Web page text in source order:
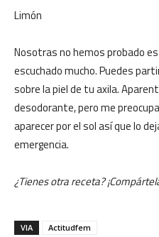
Limón
Nosotras no hemos probado
escuchado mucho. Puedes
sobre la piel de tu axila.
desodorante, pero me
aparecer por el sol así que lo
emergencia.
¿Tienes otra receta?
VIA
Actitudfem